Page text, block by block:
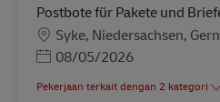
Postbote für Pakete und
LokasiSyke, Niedersachsen,
Posted Date
08/05/2026
Pekerjaan terkait dengan 2 kategori